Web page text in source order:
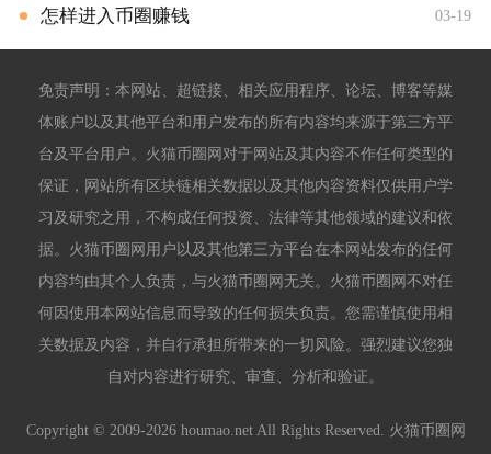
怎样进入币圈赚钱 03-19
免责声明：本网站、超链接、相关应用程序、论坛、博客等媒
体账户以及其他平台和用户发布的所有内容均来源于第三方平
台及平台用户。火猫币圈网对于网站及其内容不作任何类型的
保证，网站所有区块链相关数据以及其他内容资料仅供用户学
习及研究之用，不构成任何投资、法律等其他领域的建议和依
据。火猫币圈网用户以及其他第三方平台在本网站发布的任何
内容均由其个人负责，与火猫币圈网无关。火猫币圈网不对任
何因使用本网站信息而导致的任何损失负责。您需谨慎使用相
关数据及内容，并自行承担所带来的一切风险。强烈建议您独
自对内容进行研究、审查、分析和验证。
Copyright © 2009-2026 houmao.net All Rights Reserved. 火猫币圈网